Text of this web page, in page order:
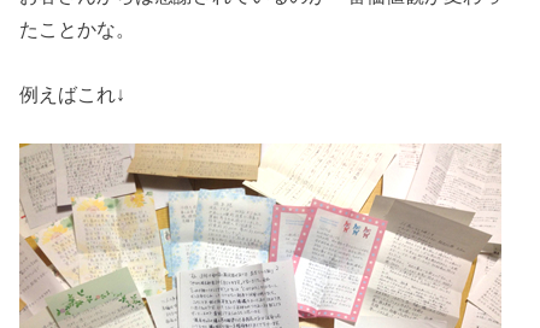
たことかな。
例えばこれ↓